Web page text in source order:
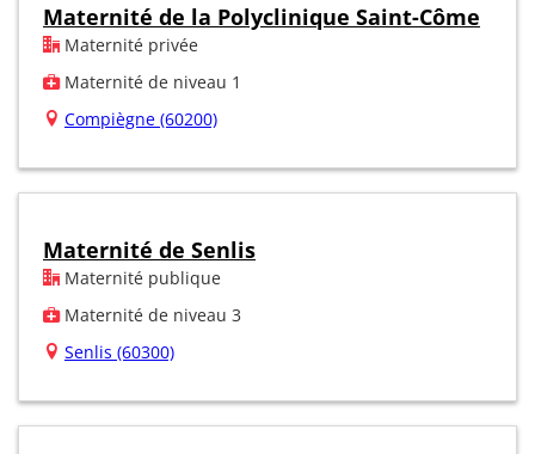
Maternité de la Polyclinique Saint-Côme
Maternité privée
Maternité de niveau 1
Compiègne (60200)
Maternité de Senlis
Maternité publique
Maternité de niveau 3
Senlis (60300)